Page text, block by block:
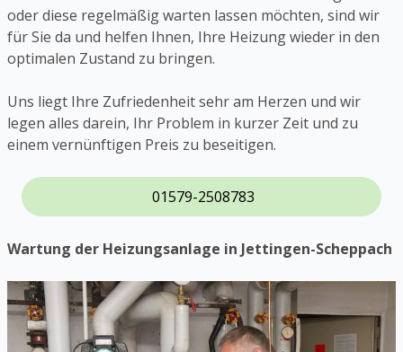
oder diese regelmäßig warten lassen möchten, sind wir
für Sie da und helfen Ihnen, Ihre Heizung wieder in den
optimalen Zustand zu bringen.
Uns liegt Ihre Zufriedenheit sehr am Herzen und wir
legen alles darein, Ihr Problem in kurzer Zeit und zu
einem vernünftigen Preis zu beseitigen.
01579-2508783
Wartung der Heizungsanlage in Jettingen-Scheppach